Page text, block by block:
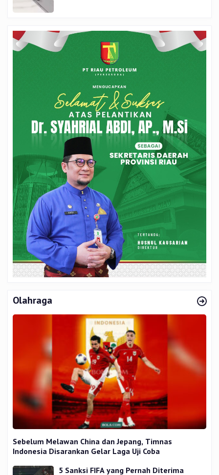
Olahraga
Sebelum Melawan China dan Jepang, Timnas
Indonesia Disarankan Gelar Laga Uji Coba
5 Sanksi FIFA yang Pernah Diterima